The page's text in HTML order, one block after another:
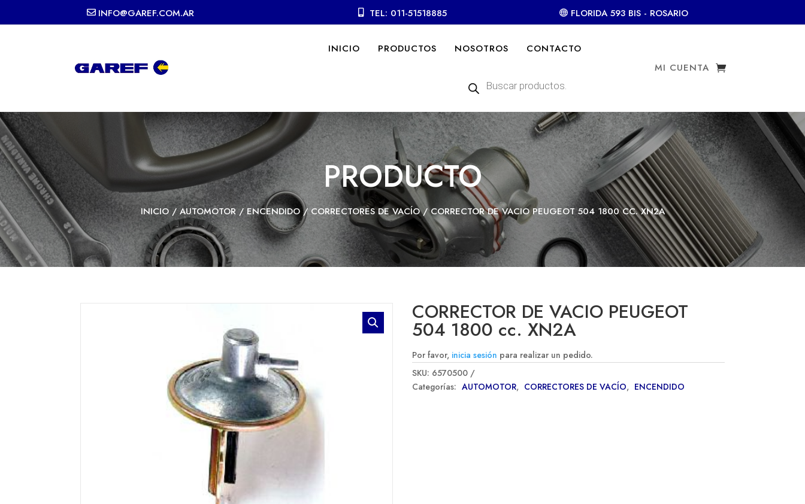
INFO@GAREF.COM.AR TEL: 011-51518885 FLORIDA 593 BIS - ROSARIO
INICIO PRODUCTOS NOSOTROS CONTACTO
productos
MI CUENTA
PRODUCTO
INICIO/AUTOMOTOR/ENCENDIDO/ CORRECTORES DE VACÍO/ CORRECTOR DE VACIO PEUGEOT 504 1800 CC. XN2A
CORRECTOR DE VACIO PEUGEOT
504 1800 cc. XN2A
Por favor, inicia sesión para realizar un pedido.
SKU: 6570500
Categorías: AUTOMOTOR, CORRECTORES DE VACÍO, ENCENDIDO